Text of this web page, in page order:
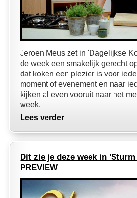
Jeroen Meus zet in 'Dagelijkse
de week een smakelijk gerecht
dat koken een plezier is voor
moment of evenement en naar
kijken al even vooruit naar het
week.
Lees verder
Dit zie je deze week in
PREVIEW